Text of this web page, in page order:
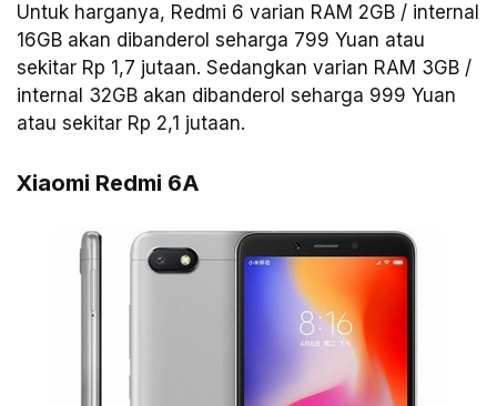
Untuk harganya, Redmi 6 varian RAM 2GB / internal
16GB akan dibanderol seharga 799 Yuan atau
sekitar Rp 1,7 jutaan. Sedangkan varian RAM 3GB /
internal 32GB akan dibanderol seharga 999 Yuan
atau sekitar Rp 2,1 jutaan.
Xiaomi Redmi 6A